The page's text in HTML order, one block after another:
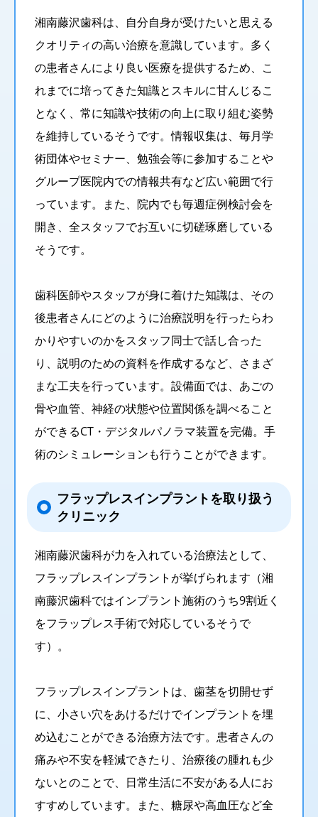
湘南藤沢歯科は、自分自身が受けたいと思える
クオリティの高い治療を意識しています。多く
の患者さんにより良い医療を提供するため、こ
れまでに培ってきた知識とスキルに甘んじるこ
となく、常に知識や技術の向上に取り組む姿勢
を維持しているそうです。情報収集は、毎月学
術団体やセミナー、勉強会等に参加することや
グループ医院内での情報共有など広い範囲で行
っています。また、院内でも毎週症例検討会を
開き、全スタッフでお互いに切磋琢磨している
そうです。
歯科医師やスタッフが身に着けた知識は、その
後患者さんにどのように治療説明を行ったらわ
かりやすいのかをスタッフ同士で話し合った
り、説明のための資料を作成するなど、さまざ
まな工夫を行っています。設備面では、あごの
骨や血管、神経の状態や位置関係を調べること
ができるCT・デジタルパノラマ装置を完備。手
術のシミュレーションも行うことができます。
フラップレスインプラントを取り扱う
クリニック
湘南藤沢歯科が力を入れている治療法として、
フラップレスインプラントが挙げられます（湘
南藤沢歯科ではインプラント施術のうち9割近く
をフラップレス手術で対応しているそうで
す）。
フラップレスインプラントは、歯茎を切開せず
に、小さい穴をあけるだけでインプラントを埋
め込むことができる治療方法です。患者さんの
痛みや不安を軽減できたり、治療後の腫れも少
ないとのことで、日常生活に不安がある人にお
すすめしています。また、糖尿や高血圧など全